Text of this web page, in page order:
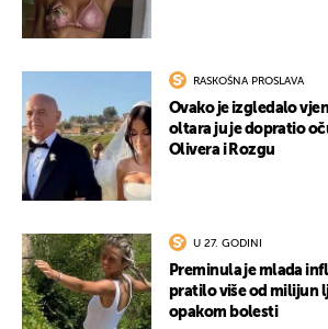
RASKOŠNA PROSLAVA
Ovako je izgledalo
oltara ju je dopratio
Olivera i Rozgu
U 27. GODINI
Preminula je mlada
pratilo više od milijun
opakom bolesti